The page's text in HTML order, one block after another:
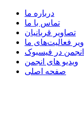
درباره ما
تماس با ما
تصاویر قربانیان
فعالیت‌های ما
انجمن در فیسبوک
ویدیو های انجمن
صفحه اصلی